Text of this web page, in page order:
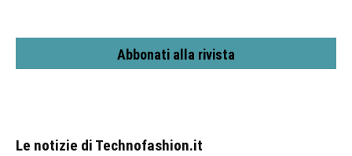
Abbonati alla rivista
Le notizie di Technofashion.it